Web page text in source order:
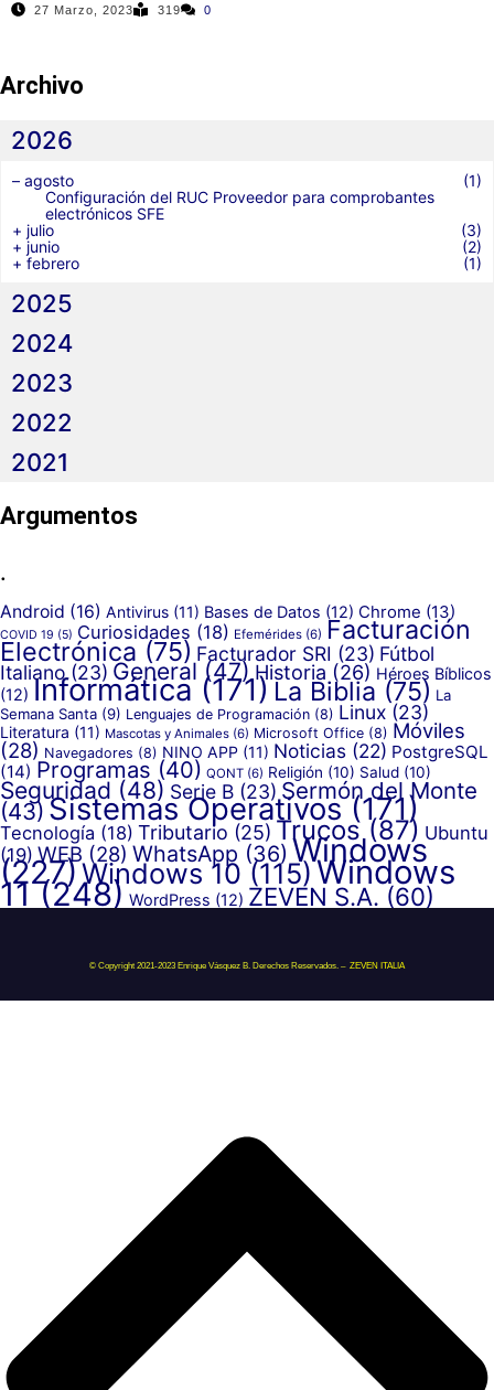
27 Marzo, 2023 319 0
Archivo
2026
– agosto
(1)
Configuración del RUC Proveedor para comprobantes
electrónicos SFE
+ julio
(3)
+ junio
(2)
+ febrero (1)
2025
2024
2023
2022
2021
Argumentos
.
Android (16) Antivirus (11) Bases de Datos (12) Chrome (13)
COVID 19 (5) Curiosidades (18) Efemérides (6) Facturación
Electrónica (75) Facturador SRI (23) Fútbol
Italiano(23) General (47) Historia (26) Héroes Bíblicos
(12) Informática(171) La Biblia (75) La
Semana Santa (9) Lenguajes de Programación (8) Linux(23)
Literatura (11) Mascotas y Animales (6) Microsoft Office (8) Móviles
(28) Navegadores (8) NINO APP (11) Noticias (22) PostgreSQL
(14) Programas (40) QONT (6) Religión (10) Salud (10)
Seguridad (48) Serie B (23) Sermón del Monte
(43) Sistemas Operativos(171)
Tecnología (18) Tributario (25) Trucos (87) Ubuntu
(19) WEB (28) WhatsApp (36) Windows
(227)Windows 10 (115)Windows
11(248) WordPress (12) ZEVEN S.A. (60)
© Copyright 2021-2023 Enrique Vásquez B. Derechos Reservados. – ZEVEN ITALIA